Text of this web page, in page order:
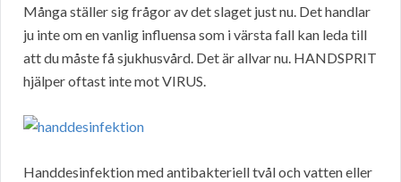
Många ställer sig frågor av det slaget just nu. Det handlar
ju inte om en vanlig influensa som i värsta fall kan leda till
att du måste få sjukhusvård. Det är allvar nu. HANDSPRIT
hjälper oftast inte mot VIRUS.
Handdesinfektion med antibakteriell tvål och vatten eller